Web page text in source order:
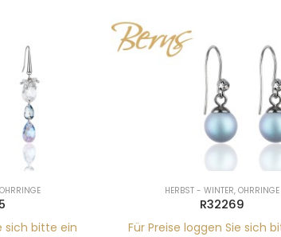
OHRRINGE
sich bitte ein
HERBST - WINTER, OHRRINGE
R32269
Für Preise loggen Sie sich